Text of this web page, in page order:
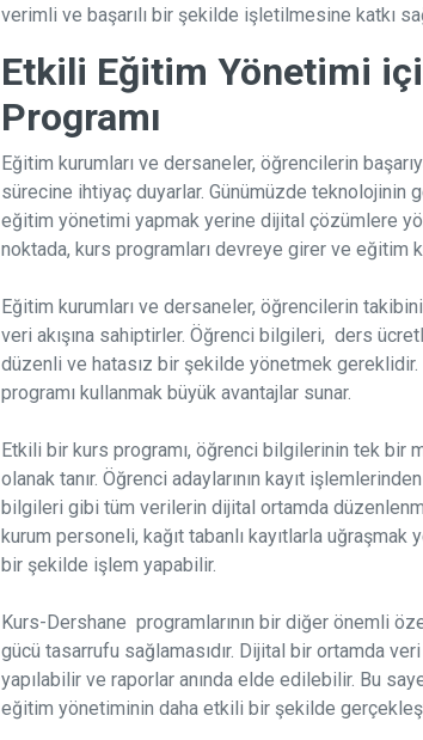
verimli ve başarılı bir şekilde işletilmesine katkı
Etkili Eğitim Yönetimi
Programı
Eğitim kurumları ve dersaneler, öğrencilerin
sürecine ihtiyaç duyarlar. Günümüzde
eğitim yönetimi yapmak yerine dijital çözümlere
noktada, kurs programları devreye girer ve eğitim
Eğitim kurumları ve dersaneler, öğrencilerin
veri akışına sahiptirler. Öğrenci bilgileri, ders
düzenli ve hatasız bir şekilde yönetmek
programı kullanmak büyük avantajlar sunar.
Etkili bir kurs programı, öğrenci bilgilerinin tek bir
olanak tanır. Öğrenci adaylarının kayıt
bilgileri gibi tüm verilerin dijital ortamda
kurum personeli, kağıt tabanlı kayıtlarla uğraşmak
bir şekilde işlem yapabilir.
Kurs-Dershane programlarının bir diğer önemli
gücü tasarrufu sağlamasıdır. Dijital bir ortamda
yapılabilir ve raporlar anında elde edilebilir. Bu
eğitim yönetiminin daha etkili bir şekilde